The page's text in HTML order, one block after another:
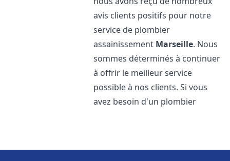
avis clients positifs pour notre
service de plombier
assainissement Marseille. Nous
sommes déterminés à continuer
à offrir le meilleur service
possible à nos clients. Si vous
avez besoin d'un plombier